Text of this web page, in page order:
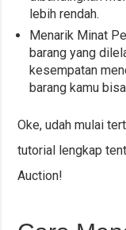
lebih rendah.
Menarik Minat
barang yang
kesempatan
barang kamu
Oke, udah mulai
tutorial lengkap
Auction!